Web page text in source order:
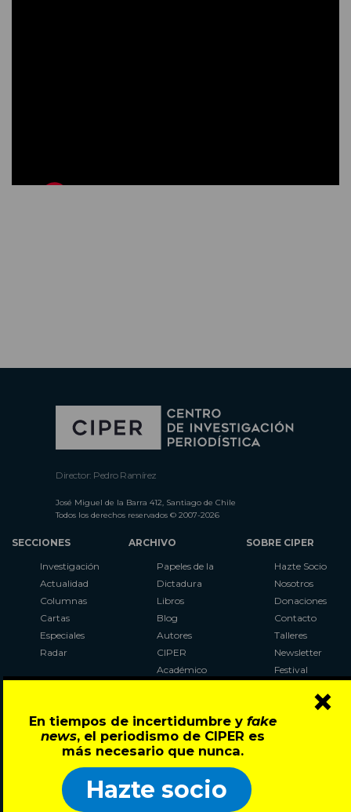
En tiempos de incertidumbre y fake
news, el periodismo de CIPER es
más necesario que nunca.
Hazte socio
×
Director: Pedro Ramírez
José Miguel de la Barra 412, Santiago de Chile
Todos los derechos reservados © 2007-2026
SECCIONES
Investigación
Actualidad
Columnas
Cartas
Especiales
Radar
ARCHIVO
Papeles de la
Dictadura
Libros
Blog
Autores
CIPER
Académico
Al Plebiscito
con CIPER
SOBRE CIPER
Hazte Socio
Nosotros
Donaciones
Contacto
Talleres
Newsletter
Festival